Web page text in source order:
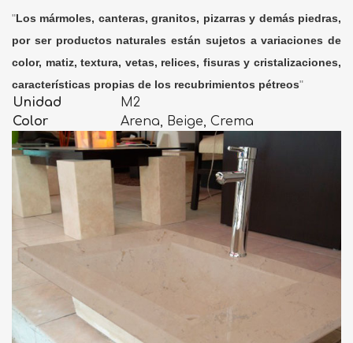
"Los mármoles, canteras, granitos, pizarras y demás piedras,
por ser productos naturales están sujetos a variaciones de
color, matiz, textura, vetas, relices, fisuras y cristalizaciones,
características propias de los recubrimientos pétreos"
Unidad
M2
Color
Arena, Beige, Crema